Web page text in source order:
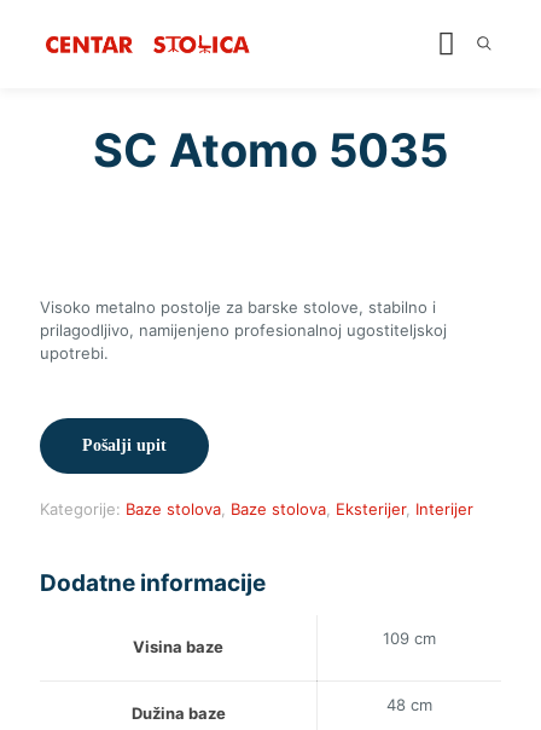
SC Atomo 5035
Visoko metalno postolje za barske stolove, stabilno i
prilagodljivo, namijenjeno profesionalnoj ugostiteljskoj
upotrebi.
Pošalji upit
Kategorije: Baze stolova Baze stolova Eksterijer, Interijer
Dodatne informacije
Visina baze 109 cm
Dužina baze 48 cm